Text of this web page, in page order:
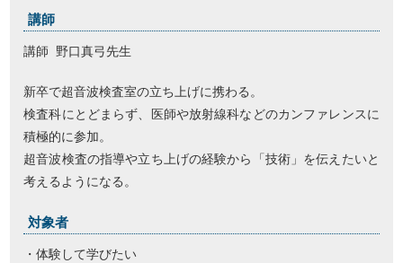
講師
講師 野口真弓先生
新卒で超音波検査室の立ち上げに携わる。
検査科にとどまらず、医師や放射線科などのカンファレンスに
積極的に参加。
超音波検査の指導や立ち上げの経験から「技術」を伝えたいと
考えるようになる。
対象者
・体験して学びたい